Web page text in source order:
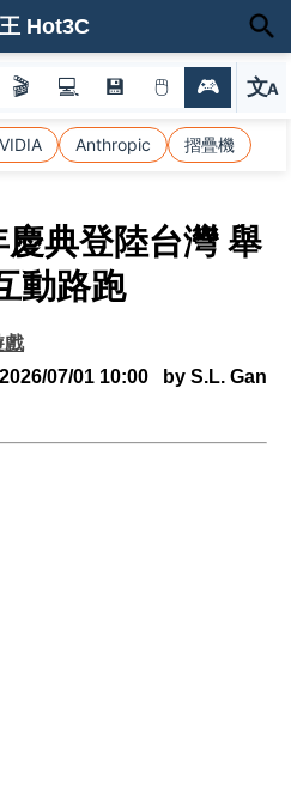
🎬 💻 💾 🖱 🎮 文A
選
Anthropic 摺疊機
Hot3C
典登陸台灣 舉
動路跑
戲
2026/07/01 10:00 by S.L. Gan